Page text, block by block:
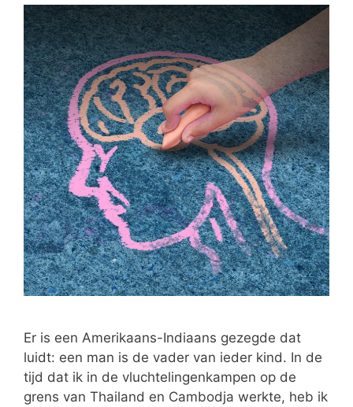
Er is een Amerikaans-Indiaans gezegde dat
luidt: een man is de vader van ieder kind. In de
tijd dat ik in de vluchtelingenkampen op de
grens van Thailand en Cambodja werkte, heb ik